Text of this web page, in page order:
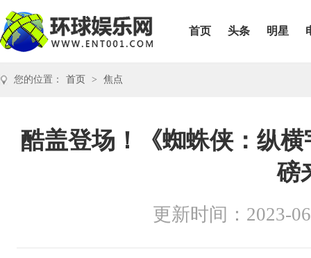
首页 头条 明星
您的位置： 首页 > 焦点
酷盖登场！《蜘蛛侠：纵
磅
更新时间：2023-